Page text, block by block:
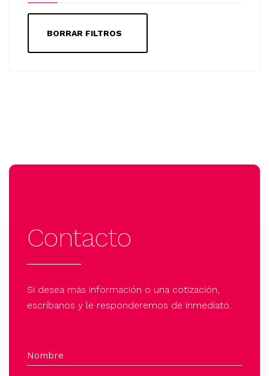
BORRAR FILTROS
Contacto
Si desea más información o una cotización,
escríbanos y le responderemos de inmediato.
Nombre